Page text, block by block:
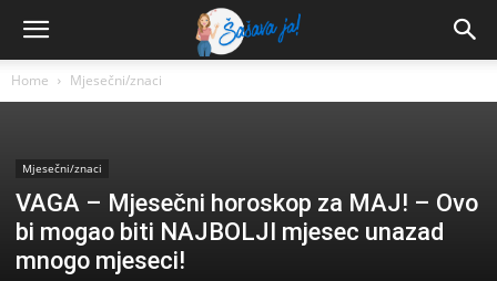
Home Mjesečni/znaci
Mjesečni/znaci
VAGA – Mjesečni horoskop za MAJ! – Ovo
bi mogao biti NAJBOLJI mjesec unazad
mnogo mjeseci!